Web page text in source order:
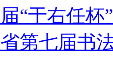
“于右任
第七届书